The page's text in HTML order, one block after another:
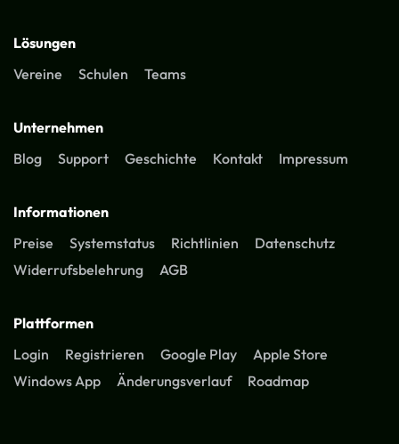
Lösungen
Vereine
Schulen Teams
Unternehmen
Blog
Support Geschichte Kontakt Impressum
Informationen
Preise
Systemstatus Richtlinien
Datenschutz
Widerrufsbelehrung
AGB
Plattformen
Login
Registrieren Google Play
Apple Store
Windows App
Änderungsverlauf Roadmap